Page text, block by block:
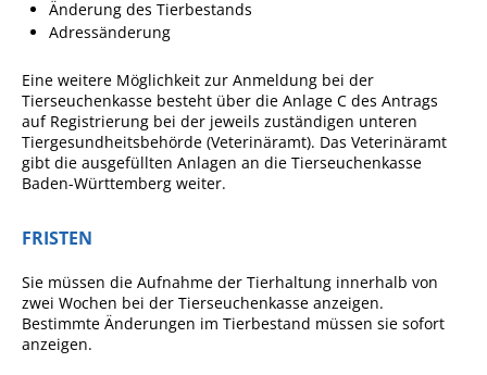
RADKultur in
Gemmrigheim
Angebote für Senioren
Kinder und Jugendliche
Vereine + Kultur
Kirchen
Änderung des Tierbestands
Adressänderung
Eine weitere Möglichkeit zur Anmeldung bei der
Tierseuchenkasse besteht über die Anlage C des Antrags
auf Registrierung bei der jeweils zuständigen unteren
Tiergesundheitsbehörde (Veterinäramt). Das Veterinäramt
gibt die ausgefüllten Anlagen an die Tierseuchenkasse
Baden-Württemberg weiter.
FRISTEN
Sie müssen die Aufnahme der Tierhaltung innerhalb von
zwei Wochen bei der Tierseuchenkasse anzeigen.
Bestimmte Änderungen im Tierbestand müssen sie sofort
anzeigen.